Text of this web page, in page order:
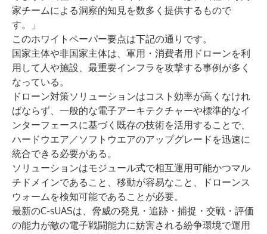
家チームによる洞察的知見を数多く提供するもので
す。」
このホワイトペーパー要点は下記の通りです。
国家主体や非国家主体は、軍用・消費者用ドローンを利
用して人や施設、最重要インフラを攻撃する事例が多く
なっている。
ドローン対策ソリューションはコスト効率が高くなけれ
ばならず、一般的な電子アーキテクチャーや標準的なイ
ンターフェースに基づく既存の技術を活用することで、
ハードウエア／ソフトウエアのアップグレードを迅速に
統合できる必要がある。
ソリューションはモジュール式で相互運用可能かつマル
チドメインであること、移動が容易なこと、ドローンス
ウォームを検知可能であることが必要。
最新のC-sUASは、脅威の発見・追跡・捕捉・交戦・評価
の能力が敵の電子戦闘能力に妨害される紛争環境で運用